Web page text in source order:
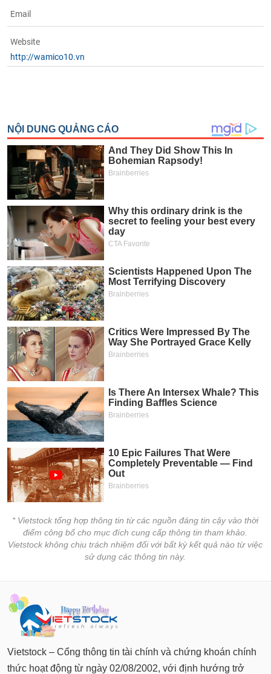
Email
Website
http://wamico10.vn
* Vietstock tổng hợp thông tin từ các nguồn đáng tin cậy vào thời
điểm công bố cho mục đích cung cấp thông tin tham khảo.
Vietstock không chịu trách nhiệm đối với bất kỳ kết quả nào từ việc
sử dụng các thông tin này.
Vietstock – Cổng thông tin tài chính và chứng khoán chính
thức hoạt động từ ngày 02/08/2002, với định hướng trở
chính